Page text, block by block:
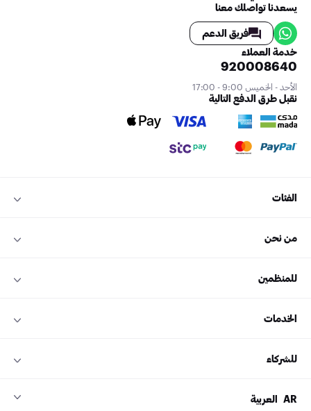
يسعدنا تواصلك معنا
فريق الدعم
خدمة العملاء
920008640
الأحد - الخميس 9:00 - 17:00
نقبل طرق الدفع التالية
الفئات
من نحن
للمنظمين
الخدمات
للشركاء
AR العربية